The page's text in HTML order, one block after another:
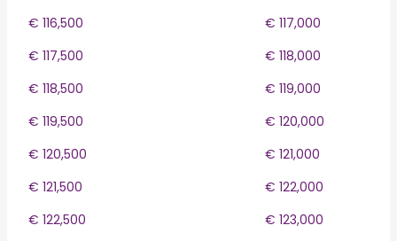
€ 116,500
€ 117,000
€ 117,500
€ 118,000
€ 118,500
€ 119,000
€ 119,500
€ 120,000
€ 120,500
€ 121,000
€ 121,500
€ 122,000
€ 122,500
€ 123,000